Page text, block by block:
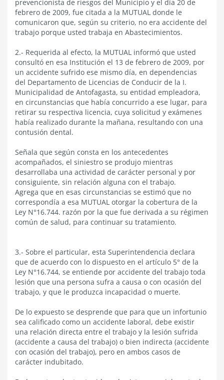
prevencionista de riesgos del Municipio y el día 20 de
febrero de 2009, fue citada a la MUTUAL donde le
comunicaron que, según su criterio, no era accidente del
trabajo porque usted trabaja en Abastecimientos.
2.- Requerida al efecto, la MUTUAL informó que usted
consultó en esa Institución el 13 de febrero de 2009, por
un accidente sufrido ese mismo día, en dependencias
del Departamento de Licencias de Conducir de la I.
Municipalidad de Antofagasta, su entidad empleadora,
en circunstancias que había concurrido a ese lugar, para
retirar su respectiva licencia, cuya solicitud y exámenes
había realizado durante la mañana, resultando con una
contusión dental.
Señala que según consta en los antecedentes
acompañados, el siniestro se produjo mientras
desarrollaba una actividad de carácter personal y por
consiguiente, sin relación alguna con el trabajo.
Agrega que en esas circunstancias se estimó que no
correspondía a esa MUTUAL otorgar la cobertura de la
Ley N°16.744. razón por la que fue derivada a su régimen
común de salud, para continuar su tratamiento.
3.- Sobre el particular, esta Superintendencia declara
que de acuerdo con lo dispuesto en el artículo 5° de la
Ley N°16.744, se entiende por accidente del trabajo toda
lesión que una persona sufra a causa o con ocasión del
trabajo, y que le produzca incapacidad o muerte.
De lo expuesto se desprende que para que un infortunio
sea calificado como un accidente laboral, debe existir
una relación directa entre el trabajo y la lesión sufrida
(accidente a causa del trabajo) o bien indirecta (accidente
con ocasión del trabajo), pero en ambos casos de
carácter indubitado.